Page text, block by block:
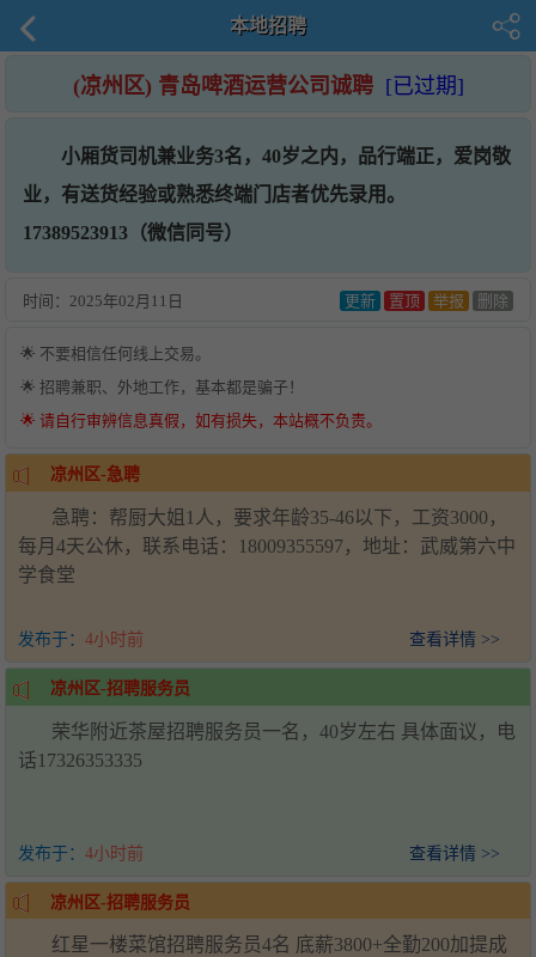
本地招聘
(凉州区) 青岛啤酒运营公司诚聘 [已过期]
小厢货司机兼业务3名，40岁之内，品行端正，爱岗敬
业，有送货经验或熟悉终端门店者优先录用。
17389523913（微信同号）
时间： 2025年02月11日 更新 置顶 举报 删除
🌟 不要相信任何线上交易。
🌟 招聘兼职、外地工作，基本都是骗子！
🌟 请自行审辨信息真假，如有损失，本站概不负责。
凉州区-急聘
急聘：帮厨大姐1人，要求年龄35-46以下，工资3000，
每月4天公休，联系电话：18009355597，地址：武威第六中
学食堂
发布于： 4小时前 查看详情 >>
凉州区-招聘服务员
荣华附近茶屋招聘服务员一名，40岁左右 具体面议，电
话17326353335
发布于： 4小时前 查看详情 >>
凉州区-招聘服务员
红星一楼菜馆招聘服务员4名 底薪3800+全勤200加提成